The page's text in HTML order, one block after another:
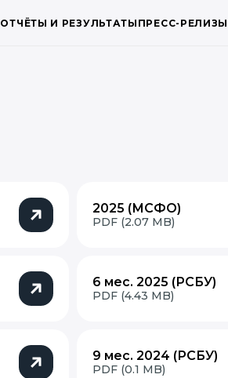
ОТЧЁТЫ И РЕЗУЛЬТАТЫ ПРЕСС-РЕЛИЗЫ
2025 (МСФО)
PDF (2.07 MB)
6 мес. 2025 (РСБУ)
PDF (4.43 MB)
9 мес. 2024 (РСБУ)
PDF (0.1 MB)